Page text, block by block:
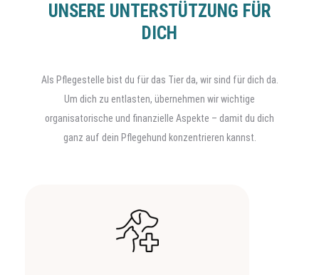
UNSERE UNTERSTÜTZUNG FÜR
DICH
Als Pflegestelle bist du für das Tier da, wir sind für dich da.
Um dich zu entlasten, übernehmen wir wichtige
organisatorische und finanzielle Aspekte – damit du dich
ganz auf dein Pflegehund konzentrieren kannst.